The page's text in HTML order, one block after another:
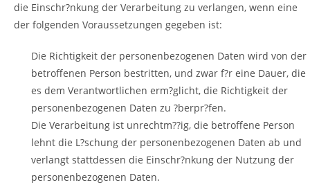
die Einschr?nkung der Verarbeitung zu verlangen, wenn eine
der folgenden Voraussetzungen gegeben ist:
Die Richtigkeit der personenbezogenen Daten wird von der
betroffenen Person bestritten, und zwar f?r eine Dauer, die
es dem Verantwortlichen erm?glicht, die Richtigkeit der
personenbezogenen Daten zu ?berpr?fen.
Die Verarbeitung ist unrechtm??ig, die betroffene Person
lehnt die L?schung der personenbezogenen Daten ab und
verlangt stattdessen die Einschr?nkung der Nutzung der
personenbezogenen Daten.